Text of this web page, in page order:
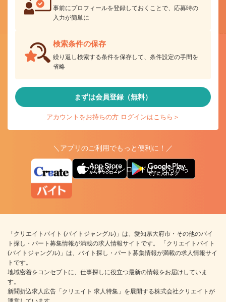
事前にプロフィールを登録しておくことで、応募時の
入力が簡単に
検索条件の保存
繰り返し検索する条件を保存して、条件設定の手間を
省略
まずは会員登録（無料）
アカウントをお持ちの方 ログインはこちら＞
＼アプリのご利用でもっと便利に！／
アプリ版ダウンロードはこちらから
「クリエイトバイト (バイトジャングル)」は、愛知県大府市・その他のバイ
ト探し・パート募集情報が満載の求人情報サイトです。 「クリエイトバイト
(バイトジャングル)」は、バイト探し・パート募集情報が満載の求人情報サイ
トです。
地域密着をコンセプトに、仕事探しに役立つ最新の情報をお届けしていま
す。
新聞折込求人広告「クリエイト 求人特集」を展開する株式会社クリエイトが